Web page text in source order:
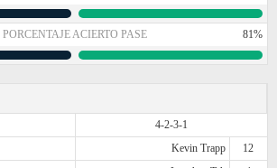
PORCENTAJE ACIERTO PASE 81%
4-2-3-1
Kevin Trapp
12